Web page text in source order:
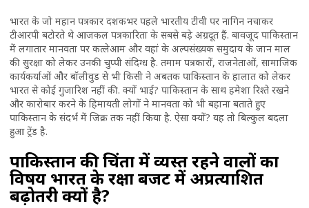
भारत के जो महान पत्रकार दशकभर पहले भारतीय टीवी पर नागिन नचाकर
टीआरपी बटोरते थे आजकल पत्रकारिता के सबसे बड़े अग्रदूत हैं. बावजूद पाकिस्तान
में लगातार मानवता पर कत्लेआम और वहां के अल्पसंख्यक समुदाय के जान माल
की सुरक्षा को लेकर उनकी चुप्पी संदिग्ध है. तमाम पत्रकारों, राजनेताओं, सामाजिक
कार्यकर्याओं और बॉलीवुड से भी किसी ने अबतक पाकिस्तान के हालात को लेकर
भारत से कोई गुजारिश नहीं की. क्यों भाई? पाकिस्तान के साथ हमेशा रिश्ते रखने
और कारोबार करने के हिमायती लोगों ने मानवता को भी बहाना बताते हुए
पाकिस्तान के संदर्भ में जिक्र तक नहीं किया है. ऐसा क्यों? यह तो बिल्कुल बदला
हुआ ट्रेंड है.
पाकिस्तान की चिंता में व्यस्त रहने वालों का
विषय भारत के रक्षा बजट में अप्रत्याशित
बढ़ोतरी क्यों है?